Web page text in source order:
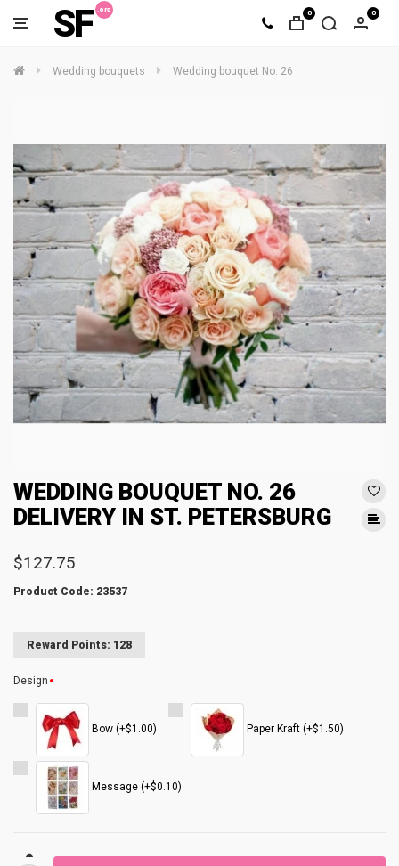
SF 0 0
Wedding bouquets Wedding bouquet No. 26
WEDDING BOUQUET NO. 26
DELIVERY IN ST. PETERSBURG
$127.75
Product Code: 23537
Reward Points: 128
Design
Bow (+$1.00) Paper Kraft (+$1.50)
Message (+$0.10)